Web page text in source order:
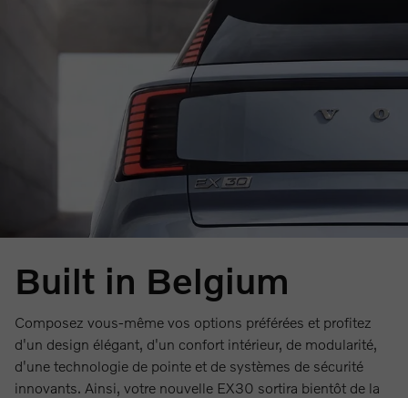
Built in Belgium
Composez vous-même vos options préférées et profitez
d'un design élégant, d'un confort intérieur, de modularité,
d'une technologie de pointe et de systèmes de sécurité
innovants. Ainsi, votre nouvelle EX30 sortira bientôt de la